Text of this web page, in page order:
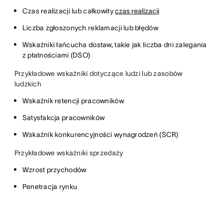
Czas realizacji lub całkowityczas realizacji
Liczba zgłoszonych reklamacji lub błędów
Wskaźniki łańcucha dostaw, takie jak liczba dni zalegania
z płatnościami (DSO)
Przykładowe wskaźniki dotyczące ludzi lub zasobów
ludzkich
Wskaźnik retencji pracowników
Satysfakcja pracowników
Wskaźnik konkurencyjności wynagrodzeń (SCR)
Przykładowe wskaźniki sprzedaży
Wzrost przychodów
Penetracja rynku